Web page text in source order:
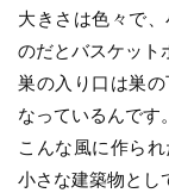
大きさは色々で
のだとバスケット
巣の入り口は巣
なっているんです。
こんな風に作ら
小さな建築物とし